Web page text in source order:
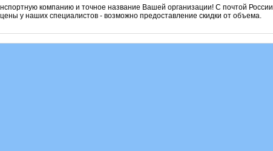
компанию и точное название Вашей организации! С почтой России
у наших специалистов - возможно предоставление скидки от объема.